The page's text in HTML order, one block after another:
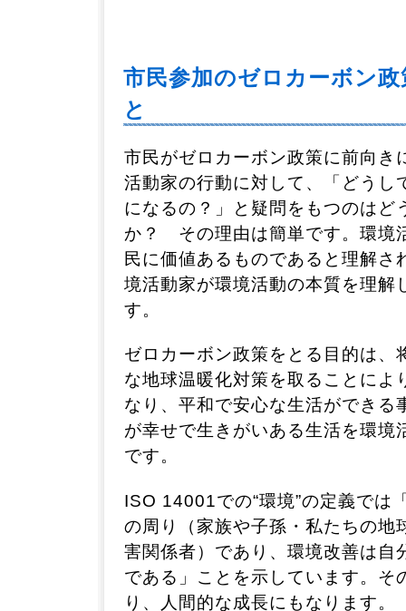
市民参加のゼロカーボン
と
市民がゼロカーボン政策に前向き
活動家の行動に対して、「どうし
になるの？」と疑問をもつのはど
か？ その理由は簡単です。環境
民に価値あるものであると理解さ
境活動家が環境活動の本質を理解
す。
ゼロカーボン政策をとる目的は、
な地球温暖化対策を取ることによ
なり、平和で安心な生活ができる
が幸せで生きがいある生活を環境
です。
ISO 14001での“環境”の定義では
の周り（家族や子孫・私たちの地
害関係者）であり、環境改善は自
である」ことを示しています。そ
り、人間的な成長にもなります。